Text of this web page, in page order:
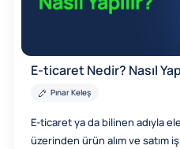
E-ticaret Nedir? Nasıl
Pınar Keleş
E-ticaret ya da bilinen adıyla
üzerinden ürün alım ve satım